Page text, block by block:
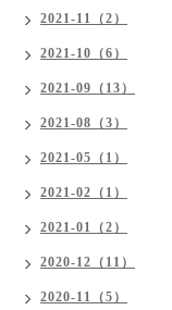
2021-11（2）
2021-10（6）
2021-09（13）
2021-08（3）
2021-05（1）
2021-02（1）
2021-01（2）
2020-12（11）
2020-11（5）